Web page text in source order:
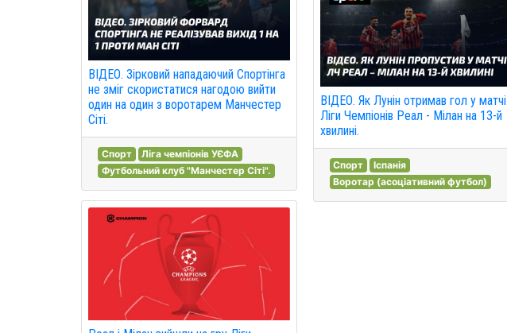
ВІДЕО. Зірковий нападаючий Спортінга
не зміг скористатися нагодою вийти
один на один з воротарем Манчестер
Сіті.
Спорт
Ліга чемпіонів УЄФА
Футбольний клуб "Манчестер Сіті".
ВІДЕО. Як Лунін отримав гол у матчі
Ліги Чемпіонів Реал - Мілан на 13-й
хвилині.
Спорт
Іспанія
Воротар (асоціативний футбол)